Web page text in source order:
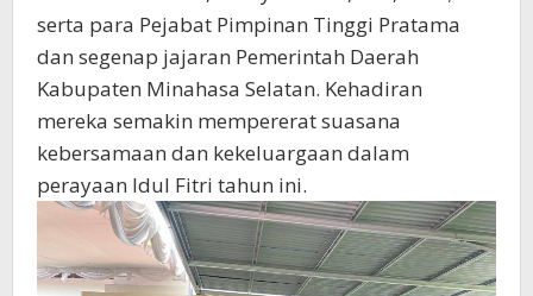
serta para Pejabat Pimpinan Tinggi Pratama
dan segenap jajaran Pemerintah Daerah
Kabupaten Minahasa Selatan. Kehadiran
mereka semakin mempererat suasana
kebersamaan dan kekeluargaan dalam
perayaan Idul Fitri tahun ini.